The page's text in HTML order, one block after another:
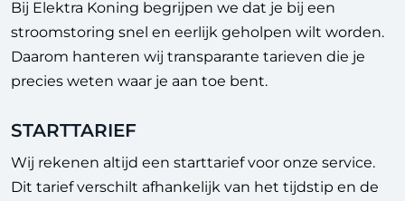
Bij Elektra Koning begrijpen we dat je bij een
stroomstoring snel en eerlijk geholpen wilt worden.
Daarom hanteren wij transparante tarieven die je
precies weten waar je aan toe bent.
STARTTARIEF
Wij rekenen altijd een starttarief voor onze service.
Dit tarief verschilt afhankelijk van het tijdstip en de